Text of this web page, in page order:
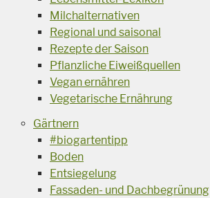
Milchalternativen
Regional und saisonal
Rezepte der Saison
Pflanzliche Eiweißquellen
Vegan ernähren
Vegetarische Ernährung
Gärtnern
#biogartentipp
Boden
Entsiegelung
Fassaden- und Dachbegrünung